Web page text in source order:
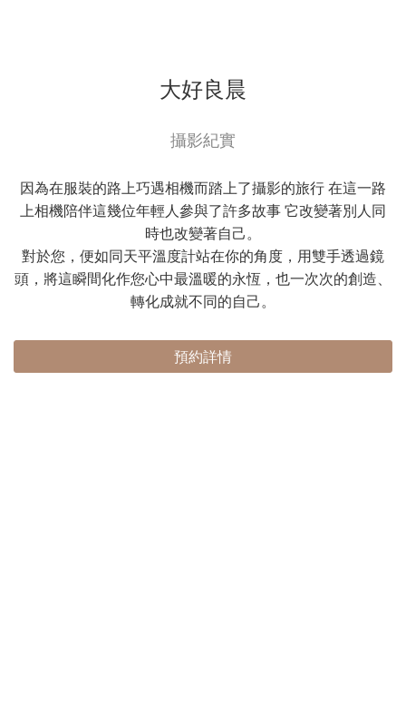
大好良晨
攝影紀實
因為在服裝的路上巧遇相機而踏上了攝影的旅行 在這一路
上相機陪伴這幾位年輕人參與了許多故事 它改變著別人同
時也改變著自己。
對於您，便如同天平溫度計站在你的角度，用雙手透過鏡
頭，將這瞬間化作您心中最溫暖的永恆，也一次次的創造、
轉化成就不同的自己。
預約詳情